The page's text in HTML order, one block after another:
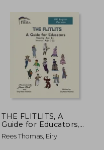
THE FLITLITS, A
Guide for Educators,
Reading Age 8+,
Interest Age 7-11, U.K.
Rees Thomas, Eiry